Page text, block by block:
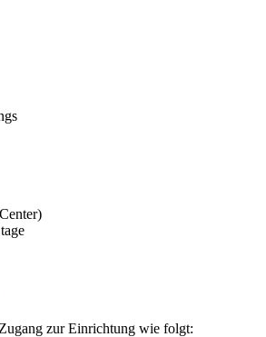
zur Einrichtung wie folgt: